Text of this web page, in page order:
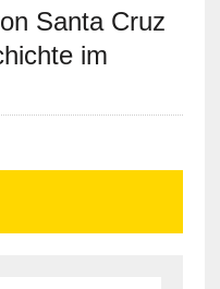
Santa Cruz
im